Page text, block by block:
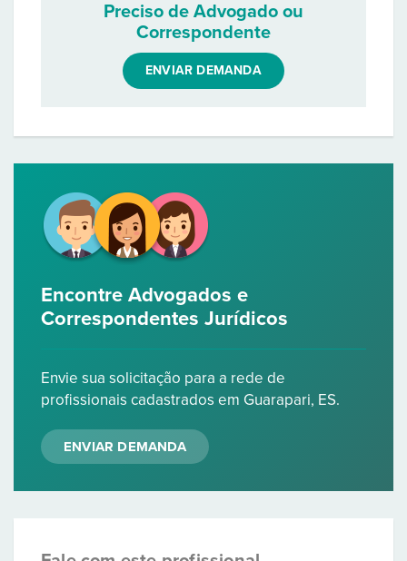
Preciso de Advogado ou
Correspondente
ENVIAR DEMANDA
Encontre Advogados e
Correspondentes Jurídicos
Envie sua solicitação para a rede de
profissionais cadastrados em Guarapari, ES.
ENVIAR DEMANDA